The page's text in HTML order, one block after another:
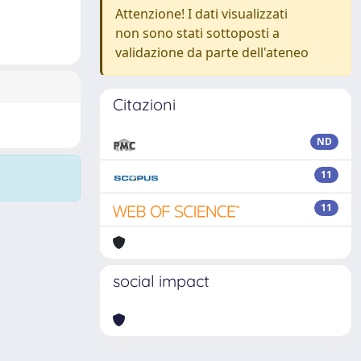
Attenzione! I dati visualizzati
non sono stati sottoposti a
validazione da parte dell'ateneo
Citazioni
ND
11
11
social impact